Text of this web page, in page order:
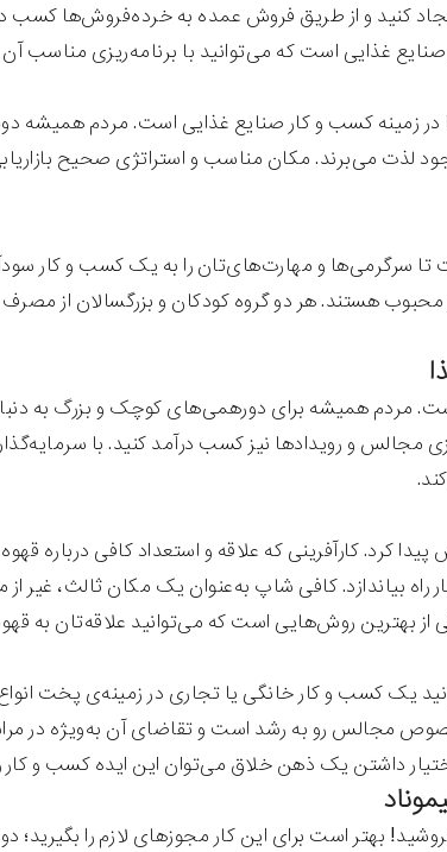
کنید و از طریق فروش عمده به خرده‌فروش‌ها کسب
غذایی است که می‌توانید با برنامه‌ریزی مناسب آن را
زمینه کسب و کار صنایع غذایی است. مردم همیشه
لذت می‌برند. مکان مناسب و استراتژی صحیح
تا سرگرمی‌ها و مهارت‌های‌تان را به یک کسب و کار
هستند. هر دو گروه کودکان و بزرگسالان از مصرف
است. مردم همیشه برای دورهمی‌های کوچک و بزرگ به
مجالس و رویدادها نیز کسب درآمد کنید. با
کرد. کارآفرینی که علاقه و استعداد کافی درباره
بیاندازد. کافی شاپ به‌عنوان یک مکان ثالث، غیر از
روش‌هایی است که می‌توانید علاقه‌تان به
یک کسب و کار خانگی یا تجاری در زمینه‌ی پخت
مجالس رو به رشد است و تقاضای آن به‌ویژه در
داشتن یک ذهن خلاق می‌توان این ایده کسب و کار
بهتر است برای این کار مجوزهای لازم را بگیرید؛